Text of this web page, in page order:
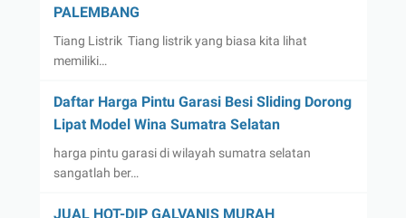
PALEMBANG
Tiang Listrik Tiang listrik yang biasa kita lihat
memiliki…
Daftar Harga Pintu Garasi Besi Sliding Dorong
Lipat Model Wina Sumatra Selatan
harga pintu garasi di wilayah sumatra selatan
sangatlah ber…
JUAL HOT-DIP GALVANIS MURAH